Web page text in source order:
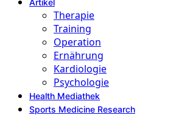
Artikel
Therapie
Training
Operation
Ernährung
Kardiologie
Psychologie
Health Mediathek
Sports Medicine Research